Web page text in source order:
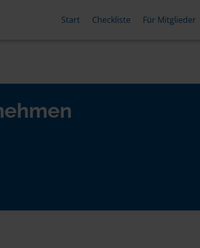
Start Checkliste Für Mitglieder